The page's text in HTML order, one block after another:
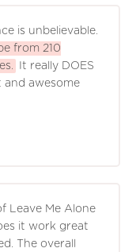
is unbelievable.
from 210
It really DOES
awesome
Leave Me Alone
it work great
The overall